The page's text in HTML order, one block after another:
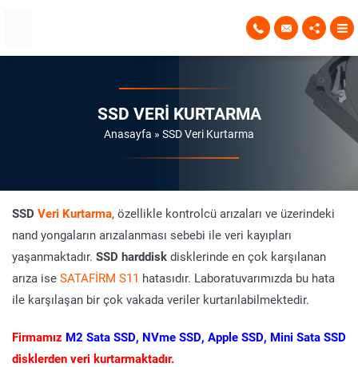
SSD VERI KURTARMA
Anasayfa » SSD Veri Kurtarma
SSD Veri Kurtarma, özellikle kontrolcü arızaları ve üzerindeki
nand yongaların arızalanması sebebi ile veri kayıpları
yaşanmaktadır. SSD harddisk disklerinde en çok karşılanan
arıza ise SATAFİRM S11 hatasıdır. Laboratuvarımızda bu hata
ile karşılaşan bir çok vakada veriler kurtarılabilmektedir.
Firmamız M2 Sata SSD, NVme SSD, Apple SSD, Mini Sata SSD
disklerden veri kurtarmaktadır.